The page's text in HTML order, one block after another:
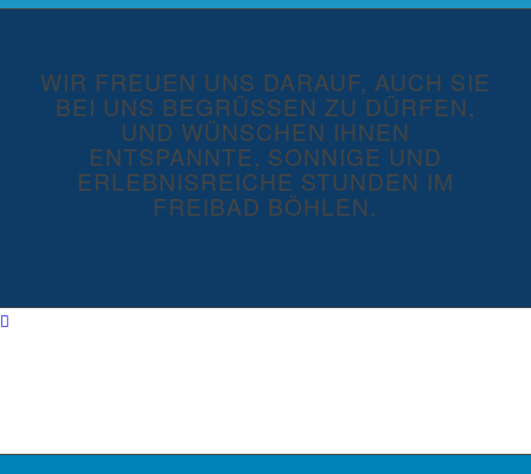
WIR FREUEN UNS DARAUF, AUCH SIE
BEI UNS BEGRÜSSEN ZU DÜRFEN, U
ND WÜNSCHEN IHNEN E
NTSPANNTE, SONNIGE UND E
RLEBNISREICHE STUNDEN IM F
REIBAD BÖHLEN.